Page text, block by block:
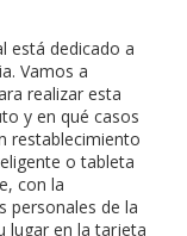
está dedicado a
Vamos a
realizar esta
y en qué casos
restablecimiento
o tableta
con la
personales de la
lugar en la tarjeta